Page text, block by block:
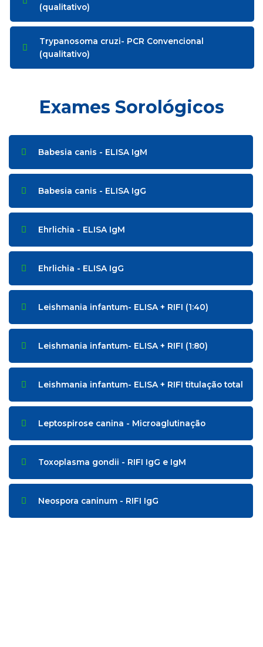
(qualitativo)
Trypanosoma cruzi- PCR Convencional
(qualitativo)
Exames Sorológicos
Babesia canis - ELISA IgM
Babesia canis - ELISA IgG
Ehrlichia - ELISA IgM
Ehrlichia - ELISA IgG
Leishmania infantum- ELISA + RIFI (1:40)
Leishmania infantum- ELISA + RIFI (1:80)
Leishmania infantum- ELISA + RIFI titulação total
Leptospirose canina - Microaglutinação
Toxoplasma gondii - RIFI IgG e IgM
Neospora caninum - RIFI IgG